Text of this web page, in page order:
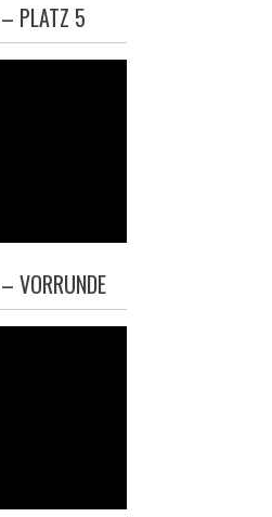
PLATZ 5
VORRUNDE